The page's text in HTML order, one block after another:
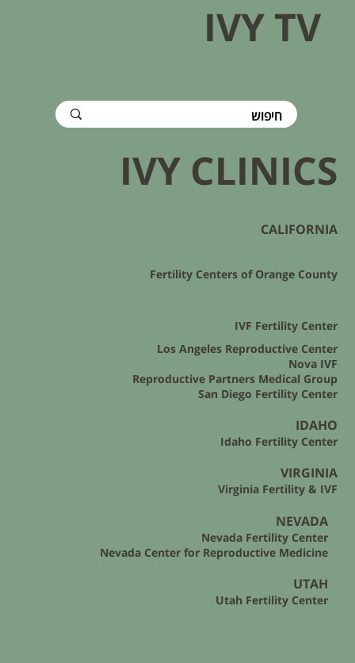
IVY TV
NEVADA
Nevada Fertility Center
Nevada Center for Reproductive Medicine
UTAH
Utah Fertility Center
IVY CLINICS
CALIFORNIA
Fertility Centers of Orange County
IVF Fertility Center
Los Angeles Reproductive Center
Nova IVF
Reproductive Partners Medical Group
San Diego Fertility Center
IDAHO
Idaho Fertility Center
VIRGINIA
Virginia Fertility & IVF